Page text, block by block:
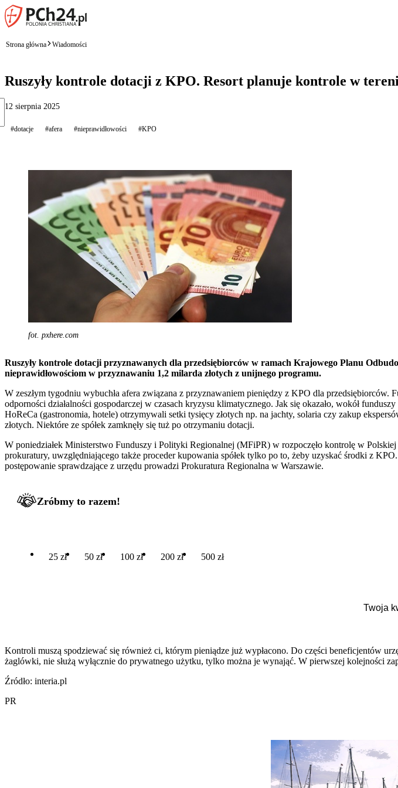
Strona główna Wiadomości
Ruszyły kontrole dotacji z KPO. Resort planuje kontrole w
12 sierpnia 2025
#dotacje #afera #nieprawidłowości #KPO
fot. pxhere.com
Ruszyły kontrole dotacji przyznawanych dla przedsiębiorców w ramach Krajowego Planu
nieprawidłowościom w przyznawaniu 1,2 milarda złotych z unijnego programu.
W zeszłym tygodniu wybuchła afera związana z przyznawaniem pieniędzy z KPO dla przedsiębiorców.
odporności działalności gospodarczej w czasach kryzysu klimatycznego. Jak się okazało, wokół
HoReCa (gastronomia, hotele) otrzymywali setki tysięcy złotych np. na jachty, solaria czy zakup
złotych. Niektóre ze spółek zamknęły się tuż po otrzymaniu dotacji.
W poniedziałek Ministerstwo Funduszy i Polityki Regionalnej (MFiPR) w rozpoczęło kontrolę w
prokuratury, uwzględniającego także proceder kupowania spółek tylko po to, żeby uzyskać środki z
postępowanie sprawdzające z urzędu prowadzi Prokuratura Regionalna w Warszawie.
Zróbmy to razem!
25 zł 50 zł 100 zł 200 zł 500 zł
Kontroli muszą spodziewać się również ci, którym pieniądze już wypłacono. Do części beneficjentów
żaglówki, nie służą wyłącznie do prywatnego użytku, tylko można je wynająć. W pierwszej kolejności
Źródło: interia.pl
PR